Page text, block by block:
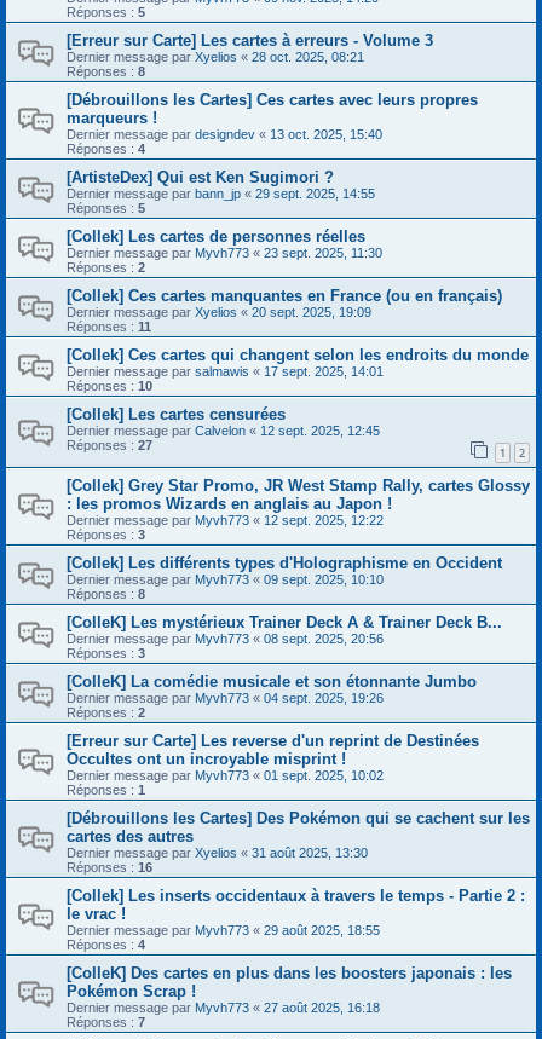
Réponses : 5
[Erreur sur Carte] Les cartes à erreurs - Volume 3
Dernier message par Xyelios « 28 oct. 2025, 08:21
Réponses : 8
[Débrouillons les Cartes] Ces cartes avec leurs propres
marqueurs !
Dernier message par designdev « 13 oct. 2025, 15:40
Réponses : 4
[ArtisteDex] Qui est Ken Sugimori ?
Dernier message par bann_jp « 29 sept. 2025, 14:55
Réponses : 5
[Collek] Les cartes de personnes réelles
Dernier message par Myvh773 « 23 sept. 2025, 11:30
Réponses : 2
[Collek] Ces cartes manquantes en France (ou en français)
Dernier message par Xyelios « 20 sept. 2025, 19:09
Réponses : 11
[Collek] Ces cartes qui changent selon les endroits du monde
Dernier message par salmawis « 17 sept. 2025, 14:01
Réponses : 10
[Collek] Les cartes censurées
Dernier message par Calvelon « 12 sept. 2025, 12:45
Réponses : 27 1 2
[Collek] Grey Star Promo, JR West Stamp Rally, cartes Glossy
: les promos Wizards en anglais au Japon !
Dernier message par Myvh773 « 12 sept. 2025, 12:22
Réponses : 3
[Collek] Les différents types d'Holographisme en Occident
Dernier message par Myvh773 « 09 sept. 2025, 10:10
Réponses : 8
[ColleK] Les mystérieux Trainer Deck A & Trainer Deck B...
Dernier message par Myvh773 « 08 sept. 2025, 20:56
Réponses : 3
[ColleK] La comédie musicale et son étonnante Jumbo
Dernier message par Myvh773 « 04 sept. 2025, 19:26
Réponses : 2
[Erreur sur Carte] Les reverse d'un reprint de Destinées
Occultes ont un incroyable misprint !
Dernier message par Myvh773 « 01 sept. 2025, 10:02
Réponses : 1
[Débrouillons les Cartes] Des Pokémon qui se cachent sur les
cartes des autres
Dernier message par Xyelios « 31 août 2025, 13:30
Réponses : 16
[Collek] Les inserts occidentaux à travers le temps - Partie 2 :
le vrac !
Dernier message par Myvh773 « 29 août 2025, 18:55
Réponses : 4
[ColleK] Des cartes en plus dans les boosters japonais : les
Pokémon Scrap !
Dernier message par Myvh773 « 27 août 2025, 16:18
Réponses : 7